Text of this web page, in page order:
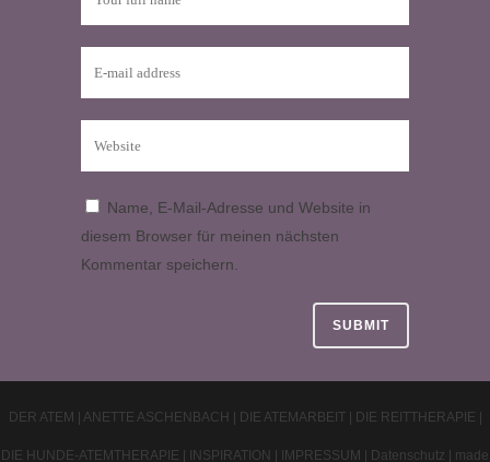
Name, E-Mail-Adresse und Website in
diesem Browser für meinen nächsten
Kommentar speichern.
DER ATEM | ANETTE ASCHENBACH | DIE ATEMARBEIT| DIE REITTHERAPIE |
DIE HUNDE-ATEMTHERAPIE | INSPIRATION | IMPRESSUM | Datenschutz | made